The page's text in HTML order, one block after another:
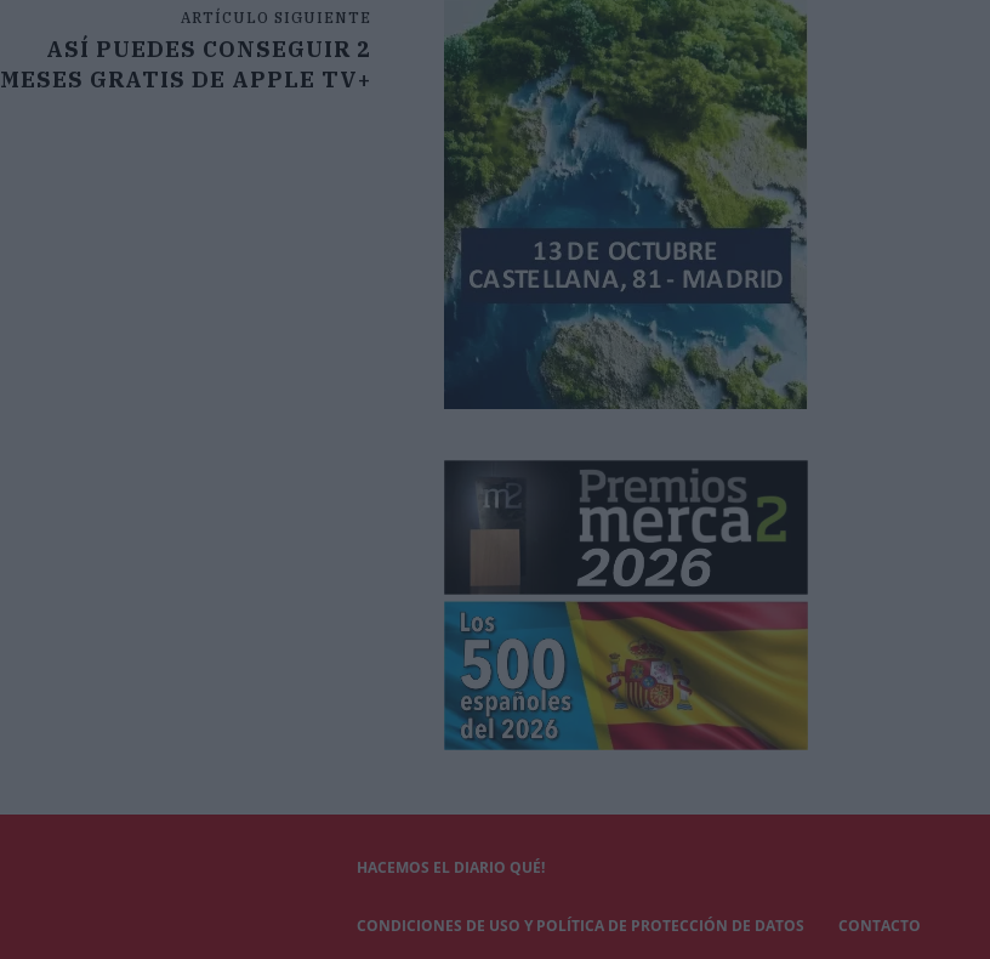
ARTÍCULO SIGUIENTE
ASÍ PUEDES CONSEGUIR 2
MESES GRATIS DE APPLE TV+
HACEMOS EL DIARIO QUÉ!
CONDICIONES DE USO Y POLÍTICA DE PROTECCIÓN DE DATOS CONTACTO